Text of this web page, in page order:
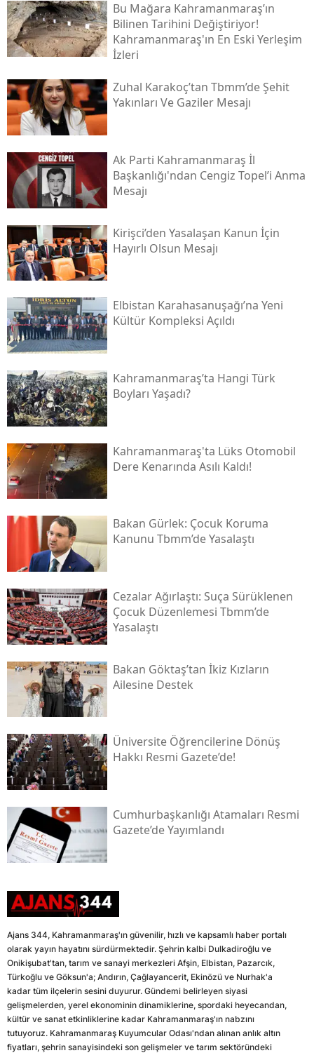
Bu Mağara Kahramanmaraş’ın
Bilinen Tarihini Değiştiriyor!
Kahramanmaraş'ın En Eski Yerleşim
İzleri
Zuhal Karakoç’tan Tbmm’de Şehit
Yakınları Ve Gaziler Mesajı
Ak Parti Kahramanmaraş İl
Başkanlığı'ndan Cengiz Topel’i Anma
Mesajı
Kirişci’den Yasalaşan Kanun İçin
Hayırlı Olsun Mesajı
Elbistan Karahasanuşağı’na Yeni
Kültür Kompleksi Açıldı
Kahramanmaraş’ta Hangi Türk
Boyları Yaşadı?
Kahramanmaraş'ta Lüks Otomobil
Dere Kenarında Asılı Kaldı!
Bakan Gürlek: Çocuk Koruma
Kanunu Tbmm’de Yasalaştı
Cezalar Ağırlaştı: Suça Sürüklenen
Çocuk Düzenlemesi Tbmm’de
Yasalaştı
Bakan Göktaş’tan İkiz Kızların
Ailesine Destek
Üniversite Öğrencilerine Dönüş
Hakkı Resmi Gazete’de!
Cumhurbaşkanlığı Atamaları Resmi
Gazete’de Yayımlandı
Ajans 344, Kahramanmaraş'ın güvenilir, hızlı ve kapsamlı haber portalı
olarak yayın hayatını sürdürmektedir. Şehrin kalbi Dulkadiroğlu ve
Onikişubat'tan, tarım ve sanayi merkezleri Afşin, Elbistan, Pazarcık,
Türkoğlu ve Göksun'a; Andırın, Çağlayancerit, Ekinözü ve Nurhak'a
kadar tüm ilçelerin sesini duyurur. Gündemi belirleyen siyasi
gelişmelerden, yerel ekonominin dinamiklerine, spordaki heyecandan,
kültür ve sanat etkinliklerine kadar Kahramanmaraş'ın nabzını
tutuyoruz. Kahramanmaraş Kuyumcular Odası'ndan alınan anlık altın
fiyatları, şehrin sanayisindeki son gelişmeler ve tarım sektöründeki